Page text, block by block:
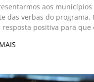
aos municípios
das verbas do programa.
positiva para que